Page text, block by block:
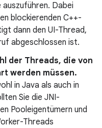
Dabei
blockierenden C++-
dann den UI-Thread,
abgeschlossen ist.
der Threads, die von
werden müssen.
in Java als auch in
Sie die JNI-
Pooleigentümern und
Threads